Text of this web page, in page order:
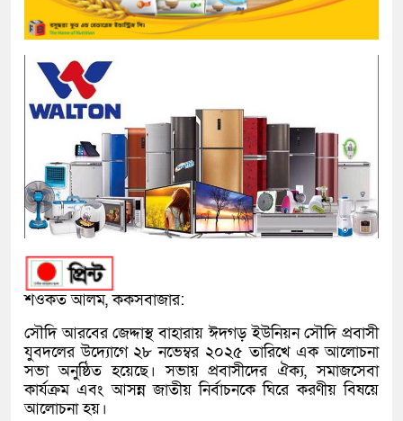
শওকত আলম, ককসবাজার:
সৌদি আরবের জেদ্দাস্থ বাহারায় ঈদগড় ইউনিয়ন সৌদি প্রবাসী
যুবদলের উদ্যোগে ২৮ নভেম্বর ২০২৫ তারিখে এক আলোচনা
সভা অনুষ্ঠিত হয়েছে। সভায় প্রবাসীদের ঐক্য, সমাজসেবা
কার্যক্রম এবং আসন্ন জাতীয় নির্বাচনকে ঘিরে করণীয় বিষয়ে
আলোচনা হয়।